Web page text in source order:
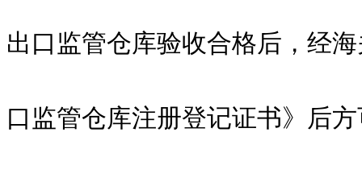
出口监管仓库验收合格后，经
口监管仓库注册登记证书》后